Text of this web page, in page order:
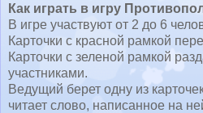
Как играть в игру
В игре участвуют от 2 до 6
Карточки с красной рамкой
Карточки с зеленой рамкой
участниками.
Ведущий берет одну из
читает слово, написанное на